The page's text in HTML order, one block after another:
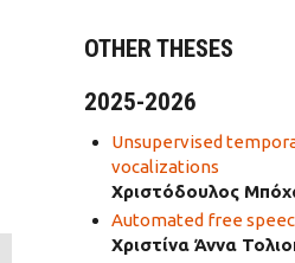
OTHER THESES
2025-2026
Unsupervised
vocalizations
Χριστόδουλος
Automated free
Χριστίνα Άννα